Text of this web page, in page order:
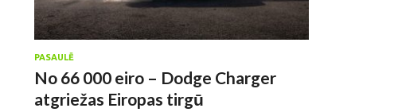
PASAULĒ
No 66 000 eiro – Dodge Charger
atgriežas Eiropas tirgū